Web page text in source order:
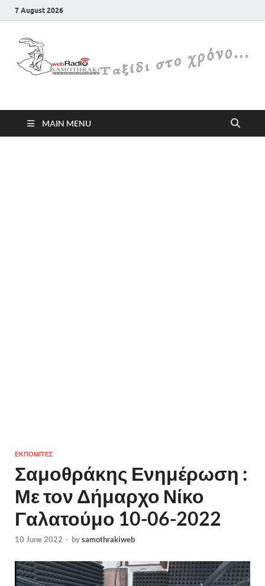
7 August 2026
Samothraki Web Radio
MAIN MENU
ΕΚΠΟΜΠΈΣ
Σαμοθράκης Ενημέρωση :
Με τον Δήμαρχο Νίκο
Γαλατούμο 10-06-2022
10 June 2022 - bysamothrakiweb